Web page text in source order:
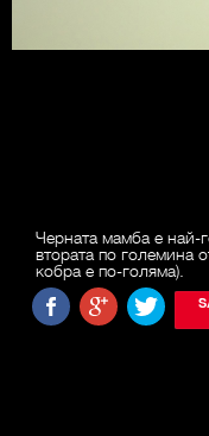
Черната мамба е най-
втората по големина
кобра е по-голяма).